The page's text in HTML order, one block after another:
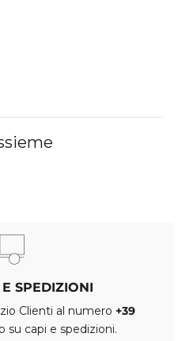
SPEDIZIONI
Clienti al numero +39
su capi e spedizioni.